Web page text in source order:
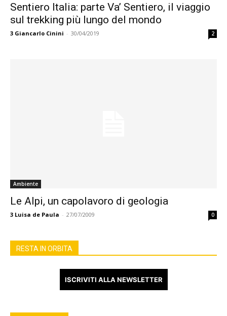
Sentiero Italia: parte Va’ Sentiero, il viaggio
sul trekking più lungo del mondo
3 Giancarlo Cinini - 30/04/2019 2
Ambiente
Le Alpi, un capolavoro di geologia
3 Luisa de Paula - 27/07/2009 0
RESTA IN ORBITA
ISCRIVITI ALLA NEWSLETTER